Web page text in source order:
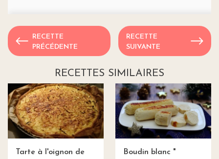
RECETTE
PRÉCÉDENTE
RECETTE
SUIVANTE
RECETTES SIMILAIRES
Tarte à l'oignon de
Boudin blanc "